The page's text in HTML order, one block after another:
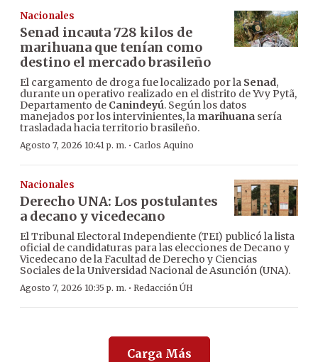
Nacionales
Senad incauta 728 kilos de
marihuana que tenían como
destino el mercado brasileño
El cargamento de droga fue localizado por la Senad,
durante un operativo realizado en el distrito de Yvy Pytã,
Departamento de Canindeyú. Según los datos
manejados por los intervinientes, la marihuana sería
trasladada hacia territorio brasileño.
Agosto 7, 2026 10:41 p. m. · Carlos Aquino
Nacionales
Derecho UNA: Los postulantes
a decano y vicedecano
El Tribunal Electoral Independiente (TEI) publicó la lista
oficial de candidaturas para las elecciones de Decano y
Vicedecano de la Facultad de Derecho y Ciencias
Sociales de la Universidad Nacional de Asunción (UNA).
Agosto 7, 2026 10:35 p. m. · Redacción ÚH
Carga Más